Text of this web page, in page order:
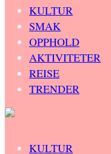
KULTUR
SMAK
OPPHOLD
AKTIVITETER
REISE
TRENDER
KULTUR